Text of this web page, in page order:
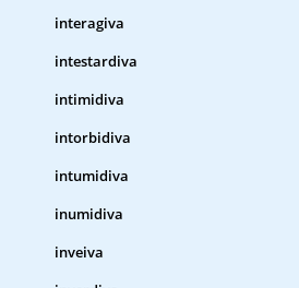
interagiva
intestardiva
intimidiva
intorbidiva
intumidiva
inumidiva
inveiva